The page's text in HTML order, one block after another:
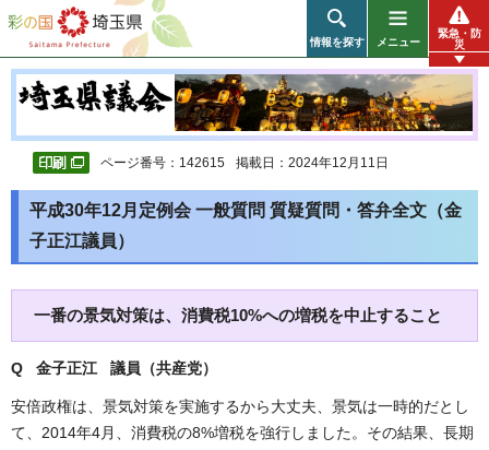
彩の国 埼玉県
情報を探す メニュー
緊急・防
災
ページ番号：142615 掲載日：2024年12月11日
平成30年12月定例会 一般質問 質疑質問・答弁全文（金
子正江議員）
一番の景気対策は、消費税10%への増税を中止すること
Q 金子正江 議員（共産党）
安倍政権は、景気対策を実施するから大丈夫、景気は一時的だとし
て、2014年4月、消費税の8%増税を強行しました。その結果、長期